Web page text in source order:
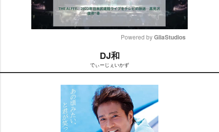
t
e
Powered by GliaStudios
DJ和
でぃーじぇいかず